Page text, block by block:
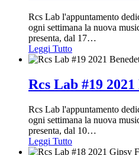
Rcs Lab l'appuntamento
ogni settimana la nuova
presenta, dal 17…
Leggi Tutto
Rcs Lab #19
Rcs Lab l'appuntamento
ogni settimana la nuova
presenta, dal 10…
Leggi Tutto